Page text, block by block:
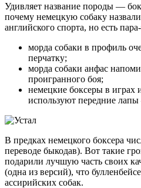
Удивляет название породы —
почему немецкую собаку
английского спорта, но есть
морда собаки в профиль
перчатку;
морда собаки анфас
проигранного боя;
немецкие боксеры в играх
используют передние
В предках немецкого боксера
переводе быкодав). Вот такие
подарили лучшую часть своих
(одна из версий), что
ассирийских собак.